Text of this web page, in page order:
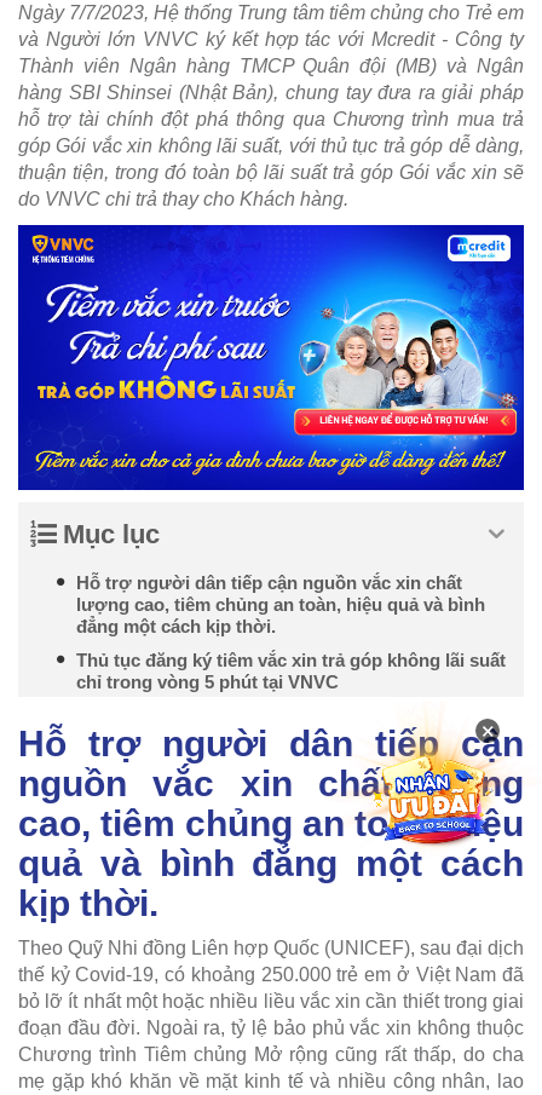
Ngày 7/7/2023, Hệ thống Trung tâm tiêm chủng cho Trẻ em
và Người lớn VNVC ký kết hợp tác với Mcredit - Công ty
Thành viên Ngân hàng TMCP Quân đội (MB) và Ngân
hàng SBI Shinsei (Nhật Bản), chung tay đưa ra giải pháp
hỗ trợ tài chính đột phá thông qua Chương trình mua trả
góp Gói vắc xin không lãi suất, với thủ tục trả góp dễ dàng,
thuận tiện, trong đó toàn bộ lãi suất trả góp Gói vắc xin sẽ
do VNVC chi trả thay cho Khách hàng.
Mục lục
Hỗ trợ người dân tiếp cận nguồn vắc xin chất
lượng cao, tiêm chủng an toàn, hiệu quả và bình
đẳng một cách kịp thời.
Thủ tục đăng ký tiêm vắc xin trả góp không lãi suất
chỉ trong vòng 5 phút tại VNVC
Hỗ trợ người dân tiếp cận
nguồn vắc xin chất lượng
cao, tiêm chủng an toàn, hiệu
quả và bình đẳng một cách
kịp thời.
Theo Quỹ Nhi đồng Liên hợp Quốc (UNICEF), sau đại dịch
thế kỷ Covid-19, có khoảng 250.000 trẻ em ở Việt Nam đã
bỏ lỡ ít nhất một hoặc nhiều liều vắc xin cần thiết trong giai
đoạn đầu đời. Ngoài ra, tỷ lệ bảo phủ vắc xin không thuộc
Chương trình Tiêm chủng Mở rộng cũng rất thấp, do cha
mẹ gặp khó khăn về mặt kinh tế và nhiều công nhân, lao
×